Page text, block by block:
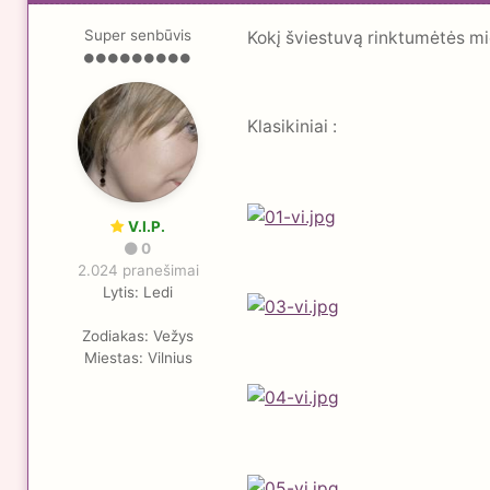
Super senbūvis
V.I.P.
0
2.024 pranešimai
Lytis: Ledi
Zodiakas: Vežys
Miestas: Vilnius
Kokį šviestuvą rinktumėtės
Klasikiniai :